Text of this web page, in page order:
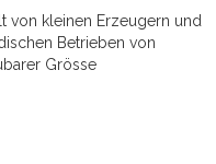
von kleinen Erzeugern und
Betrieben von
Grösse